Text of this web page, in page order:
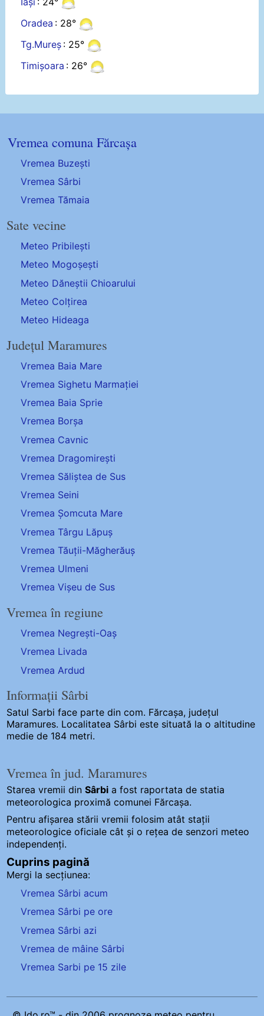
Oradea : 28°
Tg.Mureș : 25°
Timișoara : 26°
Vremea comuna Fărcașa
Vremea Buzești
Vremea Sârbi
Vremea Tămaia
Sate vecine
Meteo Pribilești
Meteo Mogoșești
Meteo Dăneștii Chioarului
Meteo Colțirea
Meteo Hideaga
Județul Maramures
Vremea Baia Mare
Vremea Sighetu Marmației
Vremea Baia Sprie
Vremea Borșa
Vremea Cavnic
Vremea Dragomirești
Vremea Săliștea de Sus
Vremea Seini
Vremea Șomcuta Mare
Vremea Târgu Lăpuș
Vremea Tăuții-Măgherăuș
Vremea Ulmeni
Vremea Vișeu de Sus
Vremea în regiune
Vremea Negrești-Oaș
Vremea Livada
Vremea Ardud
Informații Sârbi
Satul Sarbi face parte din com. Fărcașa, județul
Maramures. Localitatea Sârbi este situată la o altitudine
medie de 184 metri.
Vremea în jud. Maramures
Starea vremii dinSârbi a fost raportata de statia
meteorologica proximă comunei Fărcașa.
Pentru afișarea stării vremii folosim atât stații
meteorologice oficiale cât și o rețea de senzori meteo
independenți.
Cuprins pagină
Mergi la secțiunea:
Vremea Sârbi acum
Vremea Sârbi pe ore
Vremea Sârbi azi
Vremea de mâine Sârbi
Vremea Sarbi pe 15 zile